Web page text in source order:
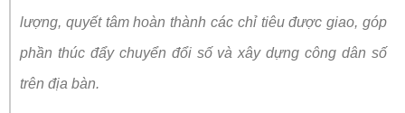
lượng, quyết tâm hoàn thành các chỉ tiêu được giao, góp
phần thúc đẩy chuyển đổi số và xây dựng công dân số
trên địa bàn.